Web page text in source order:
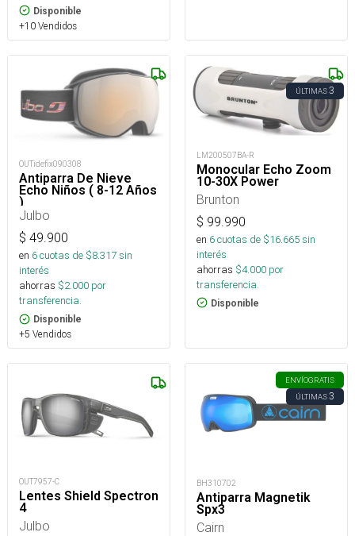
Disponible
+10 Vendidos
OUTidefix090308
Antiparra De Nieve
Echo Niños ( 8-12 Años
)
Julbo
$ 49.900
en 6cuotas de $8.317sin
interés
ahorras $2.000 por
transferencia.
Disponible
+5 Vendidos
ÚLTIMAS3
LM200507BA-R
Monocular Echo Zoom
10-30X Power
Brunton
$ 99.990
en 6cuotas de $16.665sin
interés
ahorras $4.000 por
transferencia.
Disponible
OUT7957-C
Lentes Shield Spectron
4
Julbo
ENVÍOGRATIS
ÚLTIMAS3
BH310702
Antiparra Magnetik
Spx3
Cairn